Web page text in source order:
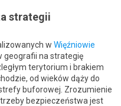
strategii
w Więźniowie
geografii na strategię
terytorium i brakiem
od wieków dąży do
buforowej. Zrozumienie
bezpieczeństwa jest